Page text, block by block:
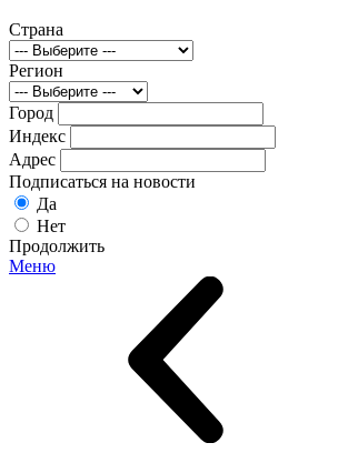
Страна
Регион
Город
Индекс
Адрес
Подписаться на новости
Да
Нет
Продолжить
Меню